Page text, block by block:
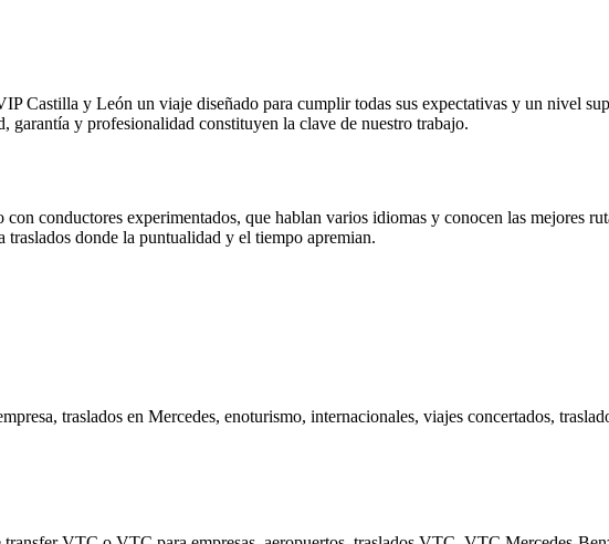
Castilla y León un viaje diseñado para cumplir todas sus expectativas y un nivel
garantía y profesionalidad constituyen la clave de nuestro trabajo.
conductores experimentados, que hablan varios idiomas y conocen las mejores
traslados donde la puntualidad y el tiempo apremian.
traslados en Mercedes, enoturismo, internacionales, viajes concertados,